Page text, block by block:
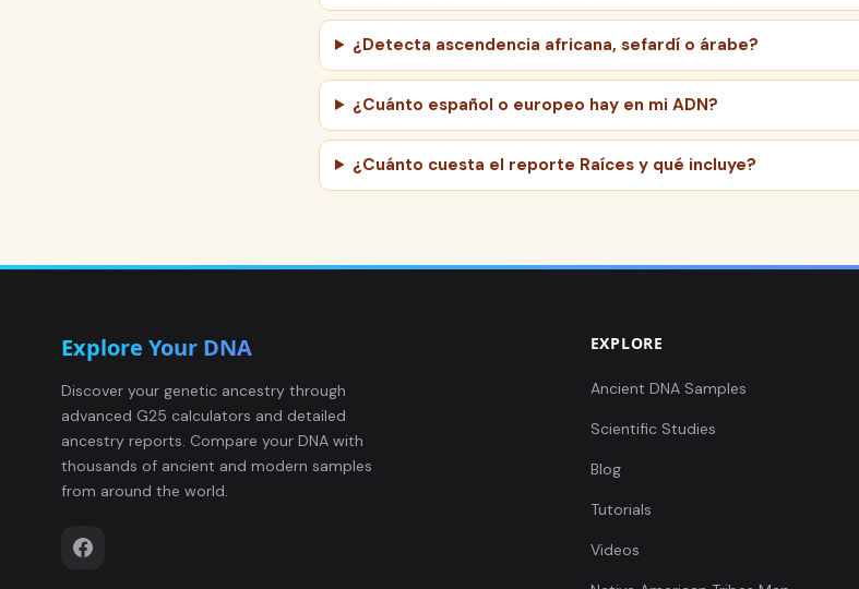
¿Detecta ascendencia africana, sefardí o árabe?
¿Cuánto español o europeo hay en mi ADN?
¿Cuánto cuesta el reporte Raíces y qué incluye?
Explore Your DNA
Discover your genetic ancestry through
advanced G25 calculators and detailed
ancestry reports. Compare your DNA with
thousands of ancient and modern samples
from around the world.
EXPLORE
Ancient DNA Samples
Scientific Studies
Blog
Tutorials
Videos